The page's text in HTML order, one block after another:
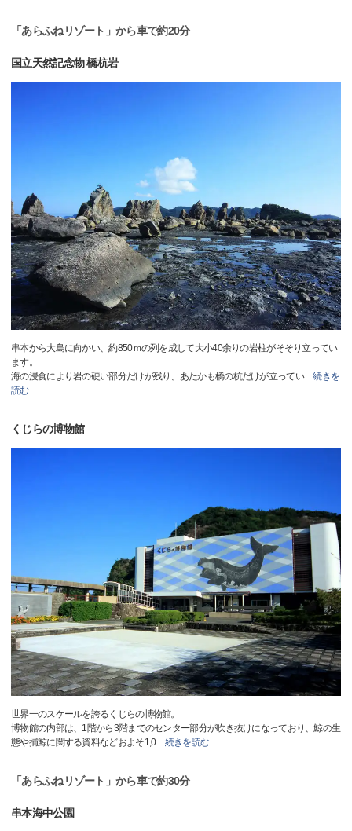
「あらふねリゾート」から車で約20分
国立天然記念物 橋杭岩
串本から大島に向かい、約850ｍの列を成して大小40余りの岩柱がそそり立ってい
ます。
海の浸食により岩の硬い部分だけが残り、あたかも橋の杭だけが立ってい…続きを
読む
くじらの博物館
世界一のスケールを誇るくじらの博物館。
博物館の内部は、1階から3階までのセンター部分が吹き抜けになっており、鯨の生
態や捕鯨に関する資料などおよそ1,0…続きを読む
「あらふねリゾート」から車で約30分
串本海中公園